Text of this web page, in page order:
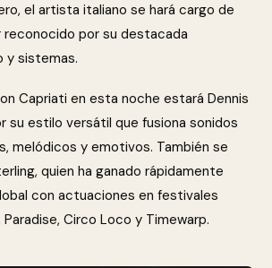
el artista italiano se hará cargo de
reconocido por su destacada
y sistemas.
Capriati en esta noche estará Dennis
su estilo versátil que fusiona sonidos
melódicos y emotivos. También se
quien ha ganado rápidamente
con actuaciones en festivales
Circo Loco y Timewarp.